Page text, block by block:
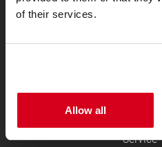
of their services.
Allow all
Service